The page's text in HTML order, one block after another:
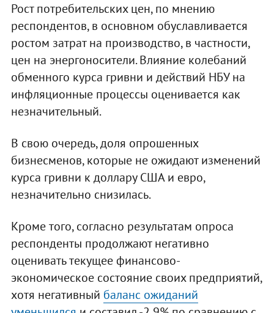
Рост потребительских цен, по мнению
респондентов, в основном обуславливается
ростом затрат на производство, в частности,
цен на энергоносители. Влияние колебаний
обменного курса гривни и действий НБУ на
инфляционные процессы оценивается как
незначительный.
В свою очередь, доля опрошенных
бизнесменов, которые не ожидают изменений
курса гривни к доллару США и евро,
незначительно снизилась.
Кроме того, согласно результатам опроса
респонденты продолжают негативно
оценивать текущее финансово-
экономическое состояние своих предприятий,
хотя негативный баланс ожиданий